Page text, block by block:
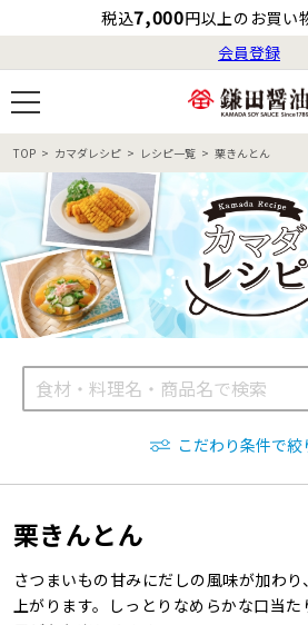
税込7,000円以上のお買い
会員登録
ログイン
会員登録
すべての商品一覧
商品カテゴリ
ギフト
自由な詰め合わせ
特集
レシピ
ご利用ガイド 安全
すべてから検索
カタログ番号・記号検索
TOP カマダレシピ レシピ一覧 栗きんとん
こだわり条件で絞
栗きんとん
さつまいもの甘みにだしの風味が加わ
上がります。しっとりなめらかな口当
最短お届け日（国内）
8月7日
へのお
8月8日（土）